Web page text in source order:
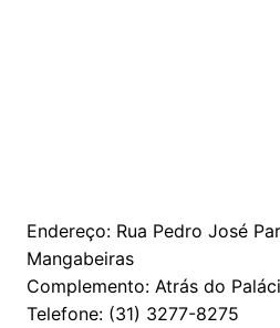
Endereço: Rua Pedro José
Mangabeiras
Complemento: Atrás do
Telefone: (31) 3277-8275